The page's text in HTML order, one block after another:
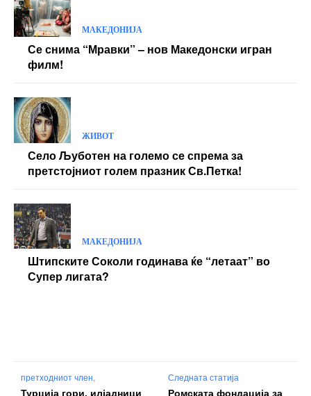
МАКЕДОНИЈА
Се снима “Мравки” – нов Македонски игран
филм!
ЖИВОТ
Село Љуботен на големо се спрема за
претстојниот голем празник Св.Петка!
МАКЕДОНИЈА
Штипските Соколи годинава ќе “летаат” во
Супер лигата?
претходниот член,
Турција гори, илјадници
Следната статија
Ромската фондација за